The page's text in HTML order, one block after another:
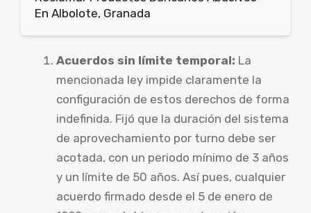
En Albolote, Granada
Acuerdos sin límite temporal: La
mencionada ley impide claramente la
configuración de estos derechos de forma
indefinida. Fijó que la duración del sistema
de aprovechamiento por turno debe ser
acotada, con un periodo mínimo de 3 años
y un límite de 50 años. Así pues, cualquier
acuerdo firmado desde el 5 de enero de